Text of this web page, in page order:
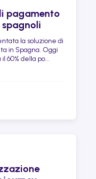
pagamento
la soluzione di
in Spagna. Oggi
60% della po...